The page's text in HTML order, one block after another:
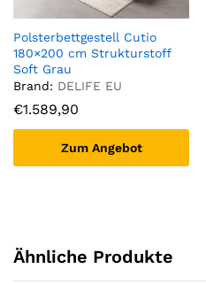
Polsterbettgestell Cutio
180×200 cm Strukturstoff
Soft Grau
Brand: DELIFE EU
€1.589,90
Zum Angebot
Ähnliche Produkte